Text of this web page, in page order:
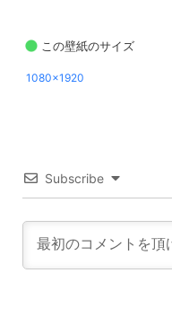
この壁紙のサイズ
1080x1920
Subscribe